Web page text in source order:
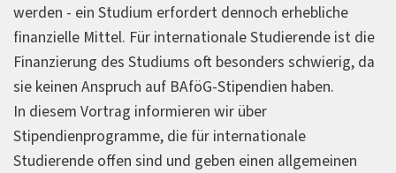
werden - ein Studium erfordert dennoch erhebliche
finanzielle Mittel. Für internationale Studierende ist die
Finanzierung des Studiums oft besonders schwierig, da
sie keinen Anspruch auf BAföG-Stipendien haben.
In diesem Vortrag informieren wir über
Stipendienprogramme, die für internationale
Studierende offen sind und geben einen allgemeinen